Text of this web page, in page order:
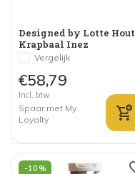
Designed by Lotte Hout
Krapbaal Inez
Vergelijk
€58,79
Incl. btw
Spaar met My
Loyalty
-10%